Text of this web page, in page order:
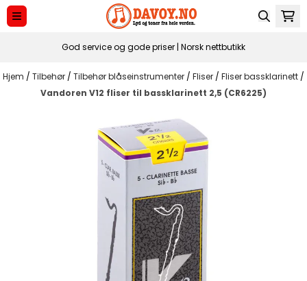
Hopp til innhold
God service og gode priser | Norsk nettbutikk
Hjem / Tilbehør / Tilbehør blåseinstrumenter / Fliser / Fliser bassklarinett /
Vandoren V12 fliser til bassklarinett 2,5 (CR6225)